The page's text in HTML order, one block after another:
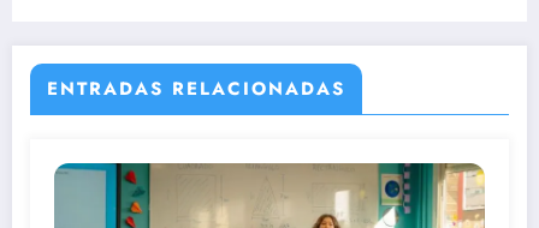
ENTRADAS RELACIONADAS